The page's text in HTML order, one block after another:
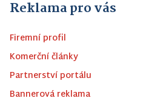
Reklama pro vás
Firemní profil
Komerční články
Partnerství portálu
Bannerová reklama